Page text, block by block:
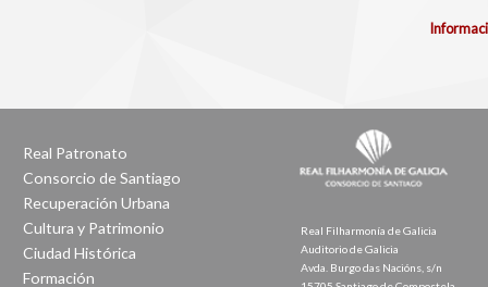
Real Patronato
Consorcio de Santiago
Recuperación Urbana
Cultura y Patrimonio
Ciudad Histórica
Formación
Real Filharmonía de Galicia
Auditorio de Galicia
Avda. Burgo das Nacións, s/n